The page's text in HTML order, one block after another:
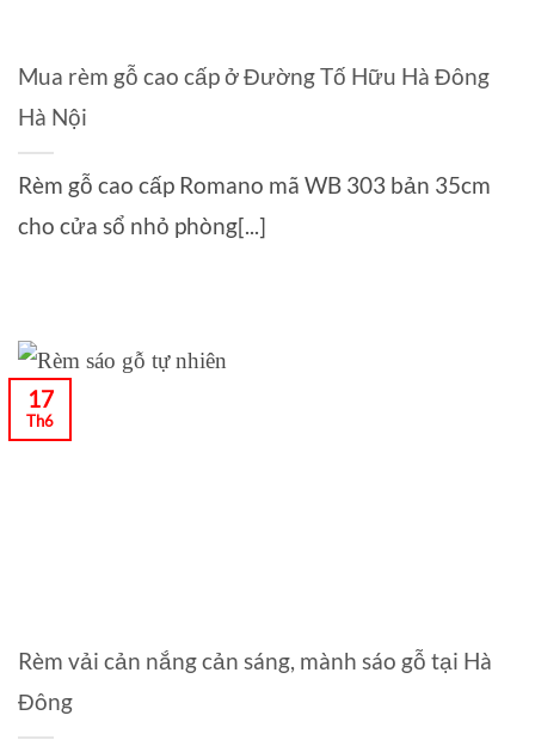
Mua rèm gỗ cao cấp ở Đường Tố Hữu Hà Đông
Hà Nội
Rèm gỗ cao cấp Romano mã WB 303 bản 35cm
cho cửa sổ nhỏ phòng[...]
Rèm vải cản nắng cản sáng, mành sáo gỗ tại Hà
Đông
17
Th6